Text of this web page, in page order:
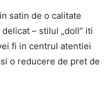
satin de o calitate
– stilul „doll” iti
fi in centrul atentiei
o reducere de pret de